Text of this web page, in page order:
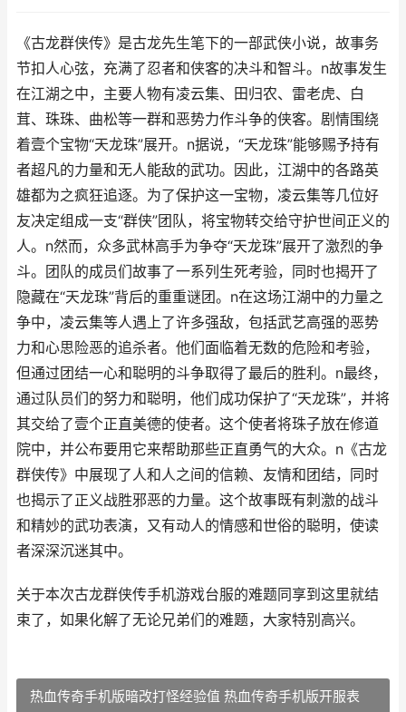
《古龙群侠传》是古龙先生笔下的一部武侠小说，故事务
节扣人心弦，充满了忍者和侠客的决斗和智斗。n故事发生
在江湖之中，主要人物有凌云集、田归农、雷老虎、白
茸、珠珠、曲松等一群和恶势力作斗争的侠客。剧情围绕
着壹个宝物“天龙珠”展开。n据说，“天龙珠”能够赐予持有
者超凡的力量和无人能敌的武功。因此，江湖中的各路英
雄都为之疯狂追逐。为了保护这一宝物，凌云集等几位好
友决定组成一支“群侠”团队，将宝物转交给守护世间正义的
人。n然而，众多武林高手为争夺“天龙珠”展开了激烈的争
斗。团队的成员们故事了一系列生死考验，同时也揭开了
隐藏在“天龙珠”背后的重重谜团。n在这场江湖中的力量之
争中，凌云集等人遇上了许多强敌，包括武艺高强的恶势
力和心思险恶的追杀者。他们面临着无数的危险和考验，
但通过团结一心和聪明的斗争取得了最后的胜利。n最终，
通过队员们的努力和聪明，他们成功保护了“天龙珠”，并将
其交给了壹个正直美德的使者。这个使者将珠子放在修道
院中，并公布要用它来帮助那些正直勇气的大众。n《古龙
群侠传》中展现了人和人之间的信赖、友情和团结，同时
也揭示了正义战胜邪恶的力量。这个故事既有刺激的战斗
和精妙的武功表演，又有动人的情感和世俗的聪明，使读
者深深沉迷其中。
关于本次古龙群侠传手机游戏台服的难题同享到这里就结
束了，如果化解了无论兄弟们的难题，大家特别高兴。
热血传奇手机版暗改打怪经验值 热血传奇手机版开服表